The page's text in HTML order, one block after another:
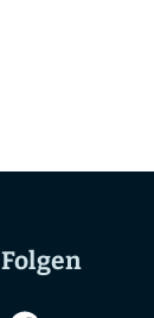
Folgen